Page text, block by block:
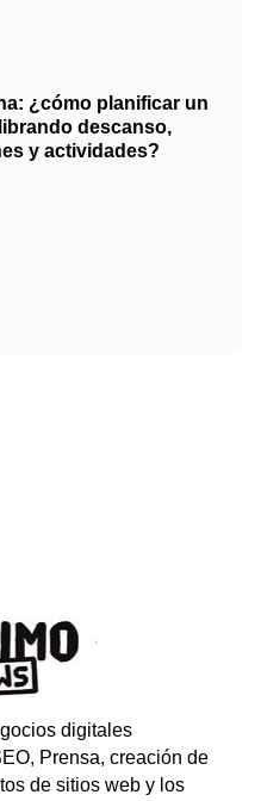
¿cómo planificar un
descanso,
y actividades?
digitales
Prensa, creación de
de sitios web y los